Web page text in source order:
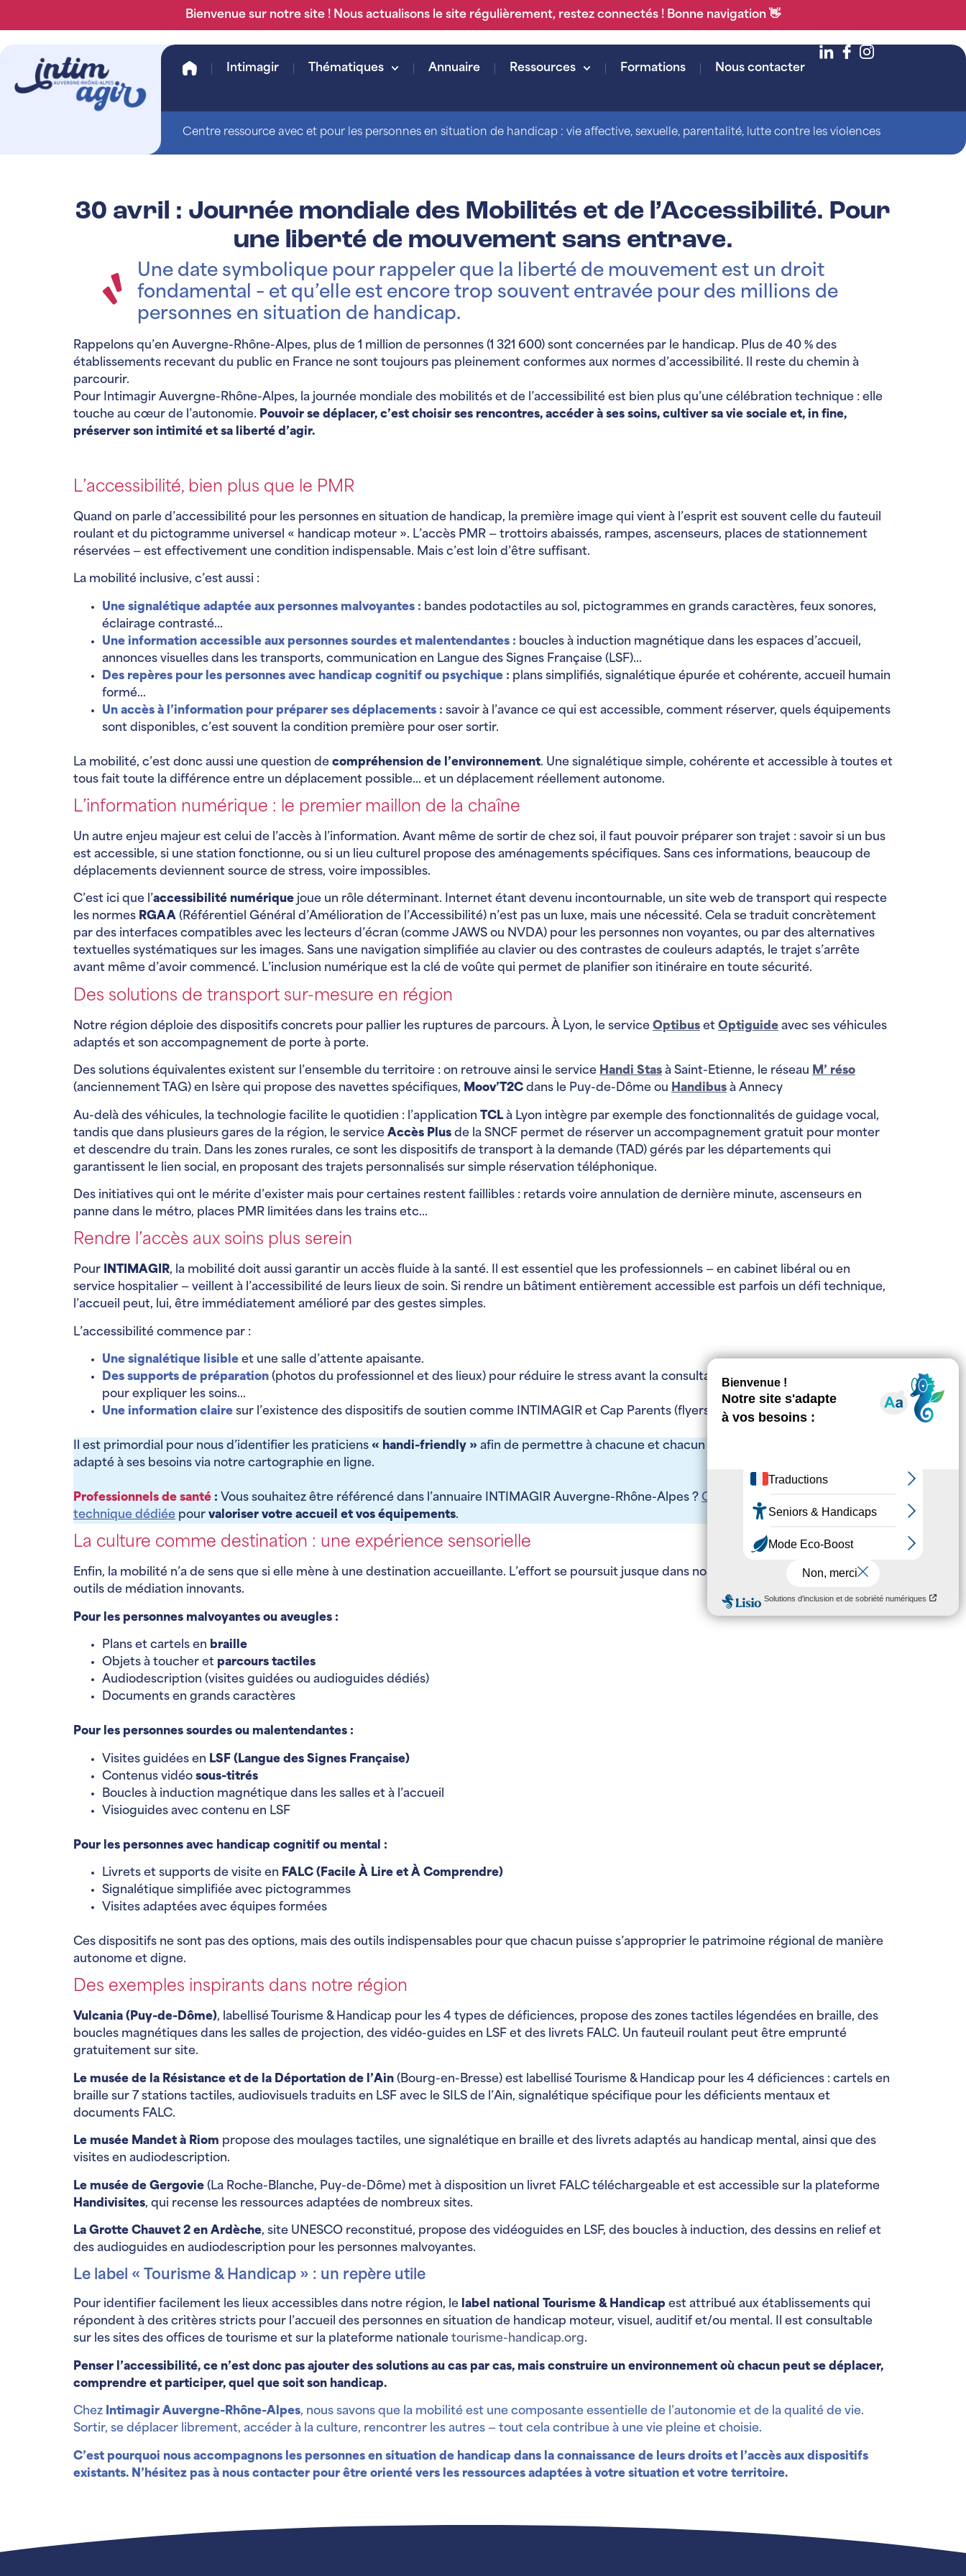
Bienvenue sur notre site ! Nous actualisons le site régulièrement, restez connectés ! Bonne navigation 👋
Intimagir Thématiques Annuaire Ressources Formations Nous contacter
Centre ressource avec et pour les personnes en situation de handicap : vie affective, sexuelle, parentalité, lutte contre les violences
30 avril : Journée mondiale des Mobilités et de l’Accessibilité. Pour
une liberté de mouvement sans entrave.
Une date symbolique pour rappeler que la liberté de mouvement est un droit
fondamental – et qu’elle est encore trop souvent entravée pour des millions de
personnes en situation de handicap.
Rappelons qu’en Auvergne-Rhône-Alpes, plus de 1 million de personnes (1 321 600) sont concernées par le handicap. Plus de 40 % des
établissements recevant du public en France ne sont toujours pas pleinement conformes aux normes d’accessibilité. Il reste du chemin à
parcourir.
Pour Intimagir Auvergne-Rhône-Alpes, la journée mondiale des mobilités et de l’accessibilité est bien plus qu’une célébration technique : elle
touche au cœur de l’autonomie. Pouvoir se déplacer, c’est choisir ses rencontres, accéder à ses soins, cultiver sa vie sociale et, in fine,
préserver son intimité et sa liberté d’agir.
L’accessibilité, bien plus que le PMR
Quand on parle d’accessibilité pour les personnes en situation de handicap, la première image qui vient à l’esprit est souvent celle du fauteuil
roulant et du pictogramme universel « handicap moteur ». L’accès PMR — trottoirs abaissés, rampes, ascenseurs, places de stationnement
réservées — est effectivement une condition indispensable. Mais c’est loin d’être suffisant.
La mobilité inclusive, c’est aussi :
Une signalétique adaptée aux personnes malvoyantes : bandes podotactiles au sol, pictogrammes en grands caractères, feux sonores,
éclairage contrasté…
Une information accessible aux personnes sourdes et malentendantes : boucles à induction magnétique dans les espaces d’accueil,
annonces visuelles dans les transports, communication en Langue des Signes Française (LSF)…
Des repères pour les personnes avec handicap cognitif ou psychique : plans simplifiés, signalétique épurée et cohérente, accueil humain
formé…
Un accès à l’information pour préparer ses déplacements : savoir à l’avance ce qui est accessible, comment réserver, quels équipements
sont disponibles, c’est souvent la condition première pour oser sortir.
La mobilité, c’est donc aussi une question de compréhension de l’environnement. Une signalétique simple, cohérente et accessible à toutes et
tous fait toute la différence entre un déplacement possible… et un déplacement réellement autonome.
L’information numérique : le premier maillon de la chaîne
Un autre enjeu majeur est celui de l’accès à l’information. Avant même de sortir de chez soi, il faut pouvoir préparer son trajet : savoir si un bus
est accessible, si une station fonctionne, ou si un lieu culturel propose des aménagements spécifiques. Sans ces informations, beaucoup de
déplacements deviennent source de stress, voire impossibles.
C’est ici que l’accessibilité numérique joue un rôle déterminant. Internet étant devenu incontournable, un site web de transport qui respecte
les normes RGAA (Référentiel Général d’Amélioration de l’Accessibilité) n’est pas un luxe, mais une nécessité. Cela se traduit concrètement
par des interfaces compatibles avec les lecteurs d’écran (comme JAWS ou NVDA) pour les personnes non voyantes, ou par des alternatives
textuelles systématiques sur les images. Sans une navigation simplifiée au clavier ou des contrastes de couleurs adaptés, le trajet s’arrête
avant même d’avoir commencé. L’inclusion numérique est la clé de voûte qui permet de planifier son itinéraire en toute sécurité.
Des solutions de transport sur-mesure en région
Notre région déploie des dispositifs concrets pour pallier les ruptures de parcours. À Lyon, le service Optibus et Optiguide avec ses véhicules
adaptés et son accompagnement de porte à porte.
Des solutions équivalentes existent sur l’ensemble du territoire : on retrouve ainsi le service Handi Stas à Saint-Etienne, le réseau M’ réso
(anciennement TAG) en Isère qui propose des navettes spécifiques, Moov’T2C dans le Puy-de-Dôme ou Handibus à Annecy
Au-delà des véhicules, la technologie facilite le quotidien : l’application TCLà Lyon intègre par exemple des fonctionnalités de guidage vocal,
tandis que dans plusieurs gares de la région, le service Accès Plus de la SNCF permet de réserver un accompagnement gratuit pour monter
et descendre du train. Dans les zones rurales, ce sont les dispositifs de transport à la demande (TAD) gérés par les départements qui
garantissent le lien social, en proposant des trajets personnalisés sur simple réservation téléphonique.
Des initiatives qui ont le mérite d’exister mais pour certaines restent faillibles : retards voire annulation de dernière minute, ascenseurs en
panne dans le métro, places PMR limitées dans les trains etc…
Rendre l’accès aux soins plus serein
Pour INTIMAGIR, la mobilité doit aussi garantir un accès fluide à la santé. Il est essentiel que les professionnels — en cabinet libéral ou en
service hospitalier — veillent à l’accessibilité de leurs lieux de soin. Si rendre un bâtiment entièrement accessible est parfois un défi technique,
l’accueil peut, lui, être immédiatement amélioré par des gestes simples.
L’accessibilité commence par :
Une signalétique lisible et une salle d’attente apaisante.
Des supports de préparation (photos du professionnel et des lieux) pour réduire le stress avant la consultation, des brochures en FALC
pour expliquer les soins…
Une information claire sur l’existence des dispositifs de soutien comme INTIMAGIR et Cap Parents (flyers, affiches).
Il est primordial pour nous d’identifier les praticiens « handi-friendly » afin de permettre à chacune et chacun de trouver un professionnel
adapté à ses besoins via notre cartographie en ligne.
Professionnels de santé : Vous souhaitez être référencé dans l’annuaire INTIMAGIR Auvergne-Rhône-Alpes ? Complétez ici notre fiche
technique dédiée pour valoriser votre accueil et vos équipements.
La culture comme destination : une expérience sensorielle
Enfin, la mobilité n’a de sens que si elle mène à une destination accueillante. L’effort se poursuit jusque dans nos espaces culturels avec des
outils de médiation innovants.
Pour les personnes malvoyantes ou aveugles :
Plans et cartels en braille
Objets à toucher et parcours tactiles
Audiodescription (visites guidées ou audioguides dédiés)
Documents en grands caractères
Pour les personnes sourdes ou malentendantes :
Visites guidées en LSF (Langue des Signes Française)
Contenus vidéo sous-titrés
Boucles à induction magnétique dans les salles et à l’accueil
Visioguides avec contenu en LSF
Pour les personnes avec handicap cognitif ou mental :
Livrets et supports de visite en FALC (Facile À Lire et À Comprendre)
Signalétique simplifiée avec pictogrammes
Visites adaptées avec équipes formées
Ces dispositifs ne sont pas des options, mais des outils indispensables pour que chacun puisse s’approprier le patrimoine régional de manière
autonome et digne.
Des exemples inspirants dans notre région
Vulcania (Puy-de-Dôme), labellisé Tourisme & Handicap pour les 4 types de déficiences, propose des zones tactiles légendées en braille, des
boucles magnétiques dans les salles de projection, des vidéo-guides en LSF et des livrets FALC. Un fauteuil roulant peut être emprunté
gratuitement sur site.
Le musée de la Résistance et de la Déportation de l’Ain (Bourg-en-Bresse) est labellisé Tourisme & Handicap pour les 4 déficiences : cartels en
braille sur 7 stations tactiles, audiovisuels traduits en LSF avec le SILS de l’Ain, signalétique spécifique pour les déficients mentaux et
documents FALC.
Le musée Mandet à Riom propose des moulages tactiles, une signalétique en braille et des livrets adaptés au handicap mental, ainsi que des
visites en audiodescription.
Le musée de Gergovie (La Roche-Blanche, Puy-de-Dôme) met à disposition un livret FALC téléchargeable et est accessible sur la plateforme
Handivisites, qui recense les ressources adaptées de nombreux sites.
La Grotte Chauvet 2 en Ardèche, site UNESCO reconstitué, propose des vidéoguides en LSF, des boucles à induction, des dessins en relief et
des audioguides en audiodescription pour les personnes malvoyantes.
Le label « Tourisme & Handicap » : un repère utile
Pour identifier facilement les lieux accessibles dans notre région, le label national Tourisme & Handicap est attribué aux établissements qui
répondent à des critères stricts pour l’accueil des personnes en situation de handicap moteur, visuel, auditif et/ou mental. Il est consultable
sur les sites des offices de tourisme et sur la plateforme nationale tourisme-handicap.org.
Penser l’accessibilité, ce n’est donc pas ajouter des solutions au cas par cas, mais construire un environnement où chacun peut se déplacer,
comprendre et participer, quel que soit son handicap.
Chez Intimagir Auvergne-Rhône-Alpes, nous savons que la mobilité est une composante essentielle de l’autonomie et de la qualité de vie.
Sortir, se déplacer librement, accéder à la culture, rencontrer les autres — tout cela contribue à une vie pleine et choisie.
C’est pourquoi nous accompagnons les personnes en situation de handicap dans la connaissance de leurs droits et l’accès aux dispositifs
existants. N’hésitez pas à nous contacter pour être orienté vers les ressources adaptées à votre situation et votre territoire.